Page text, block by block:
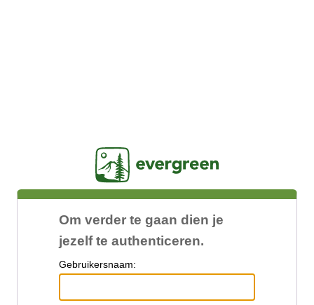
Om verder te gaan dien je
jezelf te authenticeren.
Gebruikersnaam: